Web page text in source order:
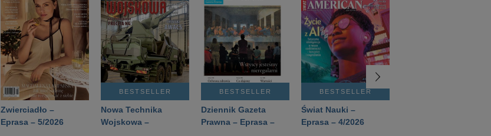
Zwierciadło –
Eprasa – 5/2026
BESTSELLER
Nowa Technika
Wojskowa –
BESTSELLER
Dziennik Gazeta
Prawna – Eprasa –
BESTSELLER
Świat Nauki –
Eprasa – 4/2026